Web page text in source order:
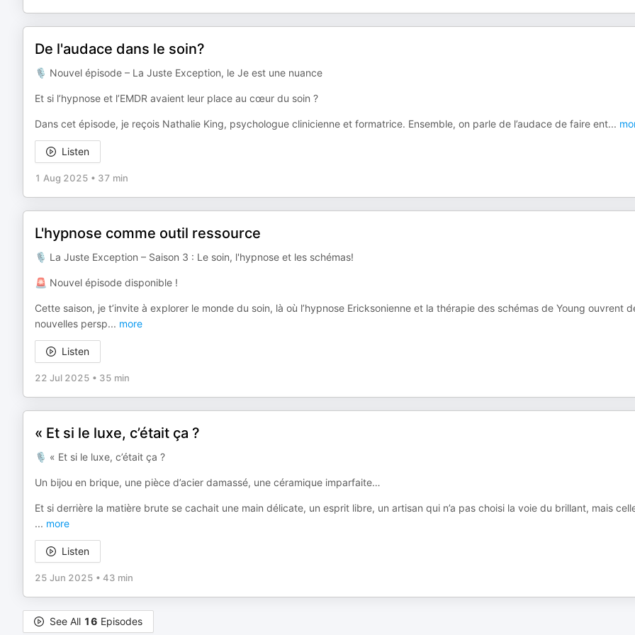
De l'audace dans le soin?
🎙 Nouvel épisode – La Juste Exception, le Je est une nuance
Et si l’hypnose et l’EMDR avaient leur place au cœur du soin ?
Dans cet épisode, je reçois Nathalie King, psychologue clinicienne et formatrice. Ensemble, on parle de l’audace de faire ent...
Listen
1 Aug 2025 • 37 min
L'hypnose comme outil ressource
🎙️ La Juste Exception – Saison 3 : Le soin, l'hypnose et les schémas!
🚨 Nouvel épisode disponible !
Cette saison, je t’invite à explorer le monde du soin, là où l’hypnose Ericksonienne et la thérapie des schémas de Young ouvrent
nouvelles persp... more
Listen
22 Jul 2025 • 35 min
« Et si le luxe, c’était ça ?
🎙 « Et si le luxe, c’était ça ?
Un bijou en brique, une pièce d’acier damassé, une céramique imparfaite…
Et si derrière la matière brute se cachait une main délicate, un esprit libre, un artisan qui n’a pas choisi la voie du brillant, mais
... more
Listen
25 Jun 2025 • 43 min
See All 16 Episodes